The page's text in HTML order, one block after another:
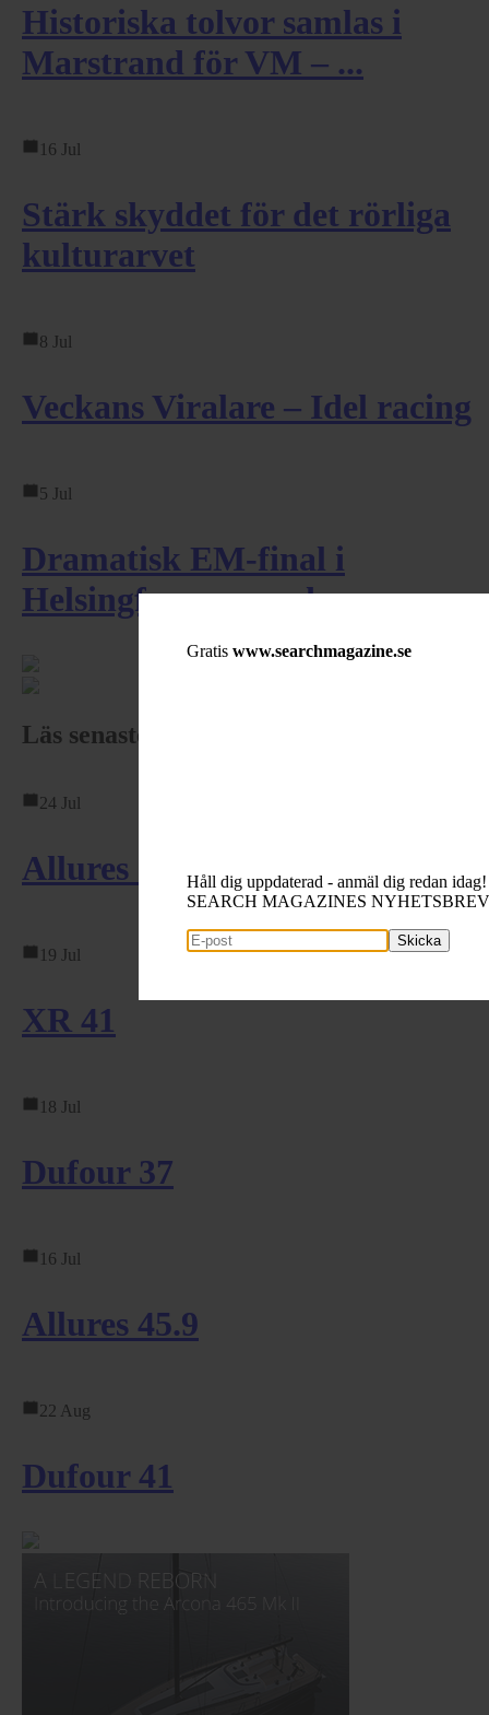
Historiska tolvor samlas i
Marstrand för VM – ...
16 Jul
Stärk skyddet för det rörliga
kulturarvet
8 Jul
Veckans Viralare – Idel racing
5 Jul
Dramatisk EM-final i
Helsingfors – svensk ...
Läs senaste båttesterna
24 Jul
Allures 51.9
19 Jul
XR 41
18 Jul
Dufour 37
16 Jul
Allures 45.9
22 Aug
Dufour 41
Gratis www.searchmagazine.se
Håll dig uppdaterad - anmäl dig redan idag!
SEARCH MAGAZINES NYHETSBREV
Skicka